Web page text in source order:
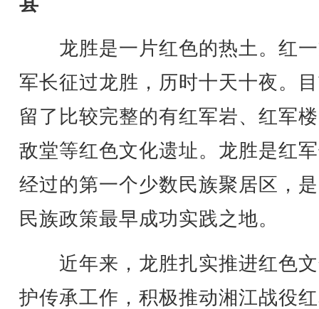
龙胜是一片红色的热土。红
军长征过龙胜，历时十天十夜。
留了比较完整的有红军岩、红军
敌堂等红色文化遗址。龙胜是红
经过的第一个少数民族聚居区，
民族政策最早成功实践之地。
近年来，龙胜扎实推进红色
护传承工作，积极推动湘江战役